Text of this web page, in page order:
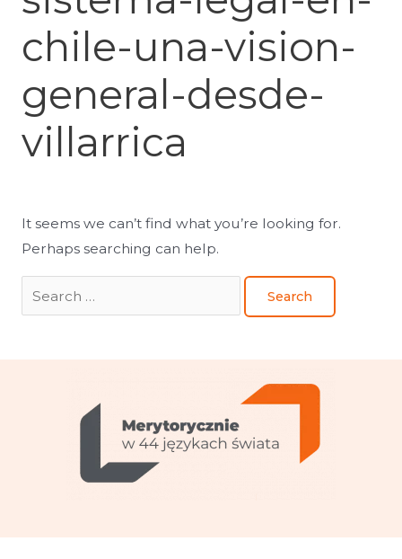
chile-una-vision-
general-desde-
villarrica
It seems we can’t find what you’re looking for.
Perhaps searching can help.